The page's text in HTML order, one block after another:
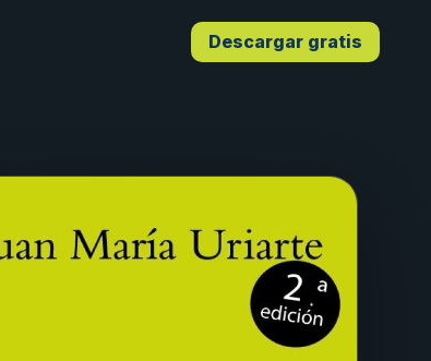
Descargar gratis